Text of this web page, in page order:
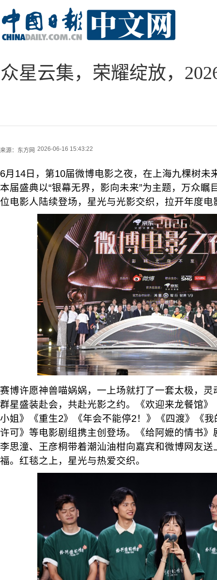
众星云集，荣耀绽放，
来源： 东方网 2026-06-16 15:43:22
6月14日，第10届微博电影之夜，在上海九棵树未
本届盛典以“银幕无界，影向未来”为主题，万众瞩
位电影人陆续登场，星光与光影交织，拉开年度电
赛博许愿神兽喵娲娲，一上场就打了一套太极，
群星盛装赴会，共赴光影之约。《欢迎来龙餐馆
小姐》《重生2》《年会不能停2！》《四渡》《
许可》等电影剧组携主创登场。《给阿嬷的情书
李思潼、王彦桐带着潮汕油柑向嘉宾和微博网友送
福。红毯之上，星光与热爱交织。